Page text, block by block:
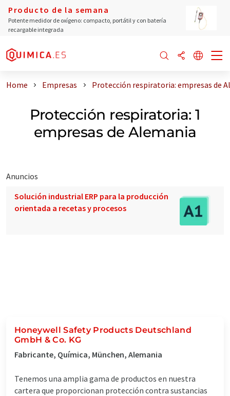
Producto de la semana
Potente medidor de oxígeno: compacto, portátil y con batería
recargable integrada
Home Empresas Protección respiratoria: empresas de
Protección respiratoria: 1
empresas de Alemania
Anuncios
Solución industrial ERP para la producción
orientada a recetas y procesos
Honeywell Safety Products Deutschland
GmbH & Co. KG
Fabricante, Química, München, Alemania
Tenemos una amplia gama de productos en nuestra
cartera que proporcionan protección contra sustancias